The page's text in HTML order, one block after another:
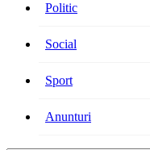
Politic
Social
Sport
Anunturi